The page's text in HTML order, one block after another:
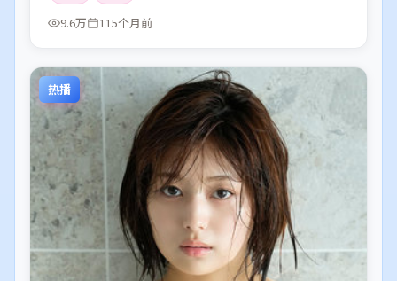
9.6万
115个月前
热播